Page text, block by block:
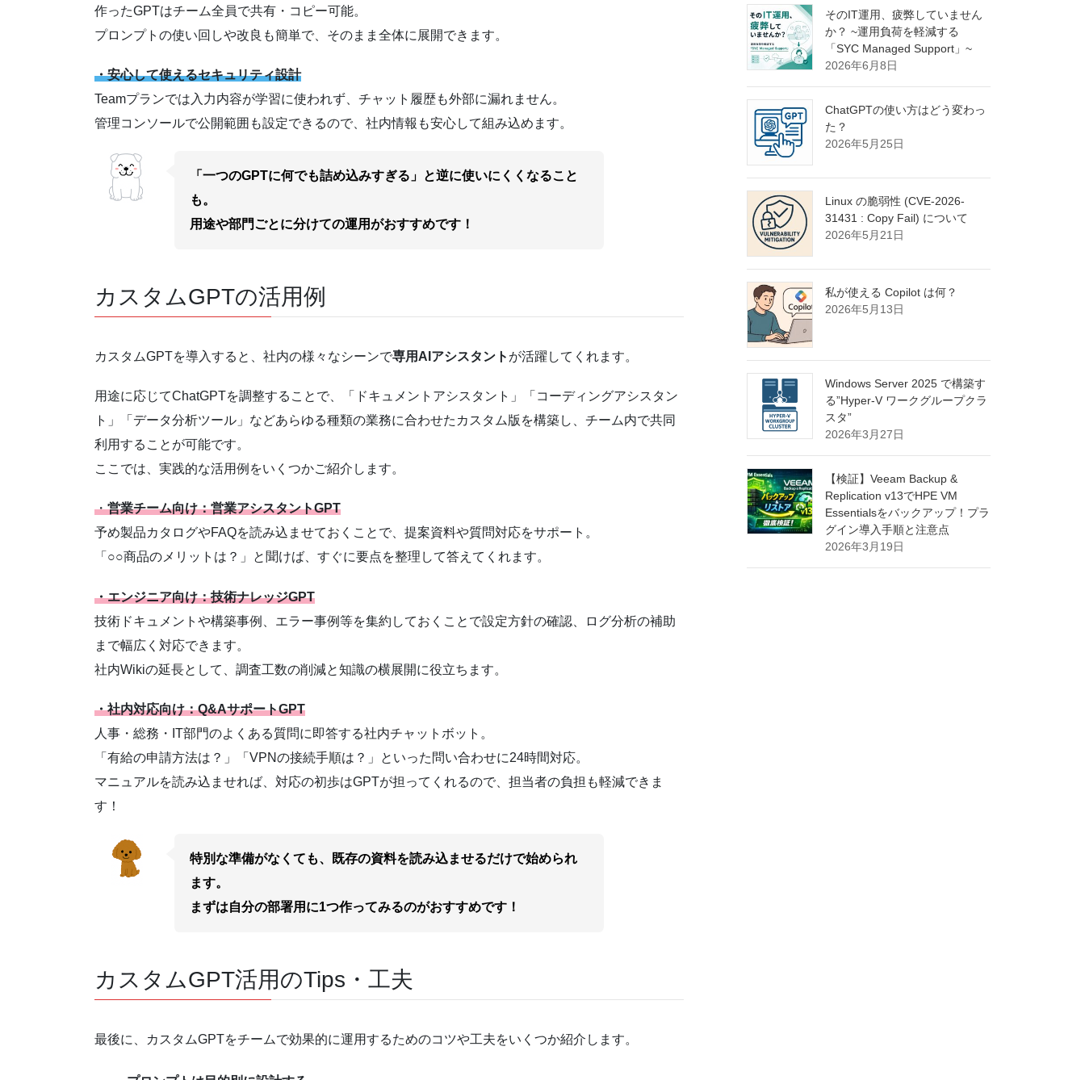
作ったGPTはチーム全員で共有・コピー可能。
プロンプトの使い回しや改良も簡単で、そのまま全体に展開できます。
・安心して使えるセキュリティ設計
Teamプランでは入力内容が学習に使われず、チャット履歴も外部に漏れません。
管理コンソールで公開範囲も設定できるので、社内情報も安心して組み込めます。
「一つのGPTに何でも詰め込みすぎる」と逆に使いにくくなること
も。
用途や部門ごとに分けての運用がおすすめです！
カスタムGPTの活用例
カスタムGPTを導入すると、社内の様々なシーンで専用AIアシスタント が活躍してくれます。
用途に応じてChatGPTを調整することで、「ドキュメントアシスタント」「コーディングアシスタン
ト」「データ分析ツール」などあらゆる種類の業務に合わせたカスタム版を構築し、チーム内で共同
利用することが可能です。
ここでは、実践的な活用例をいくつかご紹介します。
・営業チーム向け：営業アシスタントGPT
予め製品カタログやFAQを読み込ませておくことで、提案資料や質問対応をサポート。
「○○商品のメリットは？」と聞けば、すぐに要点を整理して答えてくれます。
・エンジニア向け：技術ナレッジGPT
技術ドキュメントや構築事例、エラー事例等を集約しておくことで設定方針の確認、ログ分析の補助
まで幅広く対応できます。
社内Wikiの延長として、調査工数の削減と知識の横展開に役立ちます。
・社内対応向け：Q&AサポートGPT
人事・総務・IT部門のよくある質問に即答する社内チャットボット。
「有給の申請方法は？」「VPNの接続手順は？」といった問い合わせに24時間対応。
マニュアルを読み込ませれば、対応の初歩はGPTが担ってくれるので、担当者の負担も軽減できま
す！
特別な準備がなくても、既存の資料を読み込ませるだけで始められ
ます。
まずは自分の部署用に1つ作ってみるのがおすすめです！
カスタムGPT活用のTips・工夫
最後に、カスタムGPTをチームで効果的に運用するためのコツや工夫をいくつか紹介します。
そのIT運用、疲弊していません
か？ ~運用負荷を軽減する
「SYC Managed Support」~
2026年6月8日
ChatGPTの使い方はどう変わっ
た？
2026年5月25日
Linux の脆弱性 (CVE-2026-
31431 : Copy Fail) について
2026年5月21日
私が使える Copilot は何？
2026年5月13日
Windows Server 2025 で構築す
る”Hyper-V ワークグループクラ
スタ”
2026年3月27日
【検証】Veeam Backup &
Replication v13でHPE VM
Essentialsをバックアップ！プラ
グイン導入手順と注意点
2026年3月19日